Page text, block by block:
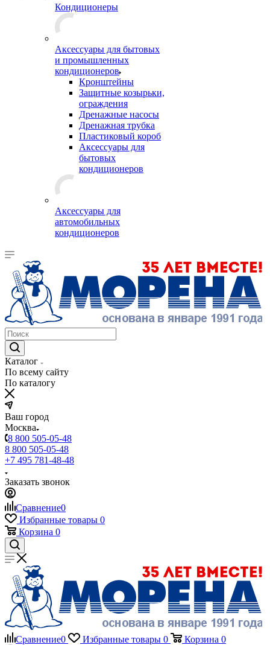
Кондиционеры
Аксессуары для бытовых
и промышленных
кондиционеров
Кронштейны
Защитные козырьки,
ограждения
Дренажные насосы
Дренажная трубка
Пластиковый короб
Аксессуары для
бытовых
кондиционеров
Аксессуары для
автомобильных
кондиционеров
Каталог
По всему сайту
По каталогу
Ваш город
Москва
8 800 505-05-48
8 800 505-05-48
+7 495 781-48-48
Заказать звонок
Сравнение0
Избранные товары 0
Корзина 0
Сравнение0 Избранные товары 0 Корзина 0